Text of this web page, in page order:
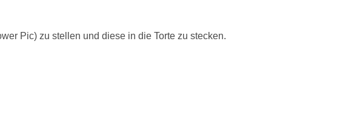
Pic) zu stellen und diese in die Torte zu stecken.